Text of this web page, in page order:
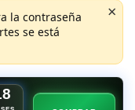
la contraseña
se está
×